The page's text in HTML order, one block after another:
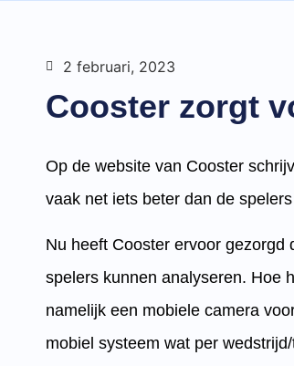
2 februari, 2023
Cooster zorgt
Op de website van Cooster
vaak net iets beter dan de spelers
Nu heeft Cooster ervoor
spelers kunnen analyseren. Hoe
namelijk een mobiele camera
mobiel systeem wat per